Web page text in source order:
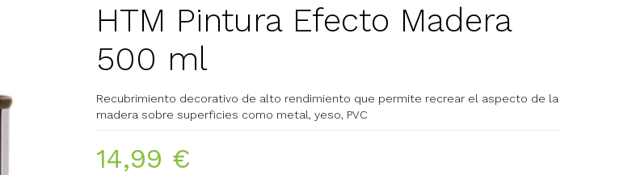
HTM Pintura Efecto Madera
500 ml
Recubrimiento decorativo de alto rendimiento que permite recrear el aspecto de la
madera sobre superficies como metal, yeso, PVC
14,99 €